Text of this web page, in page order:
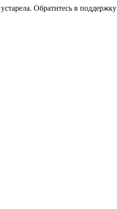
Обратитесь в поддержку